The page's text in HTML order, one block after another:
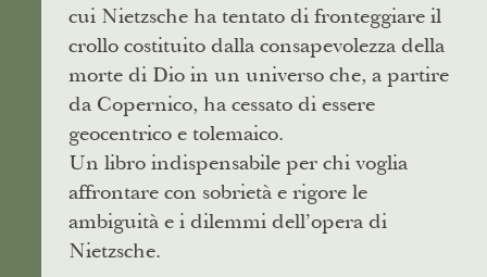
cui Nietzsche ha tentato di fronteggiare il
crollo costituito dalla consapevolezza della
morte di Dio in un universo che, a partire
da Copernico, ha cessato di essere
geocentrico e tolemaico.
Un libro indispensabile per chi voglia
affrontare con sobrietà e rigore le
ambiguità e i dilemmi dell’opera di
Nietzsche.